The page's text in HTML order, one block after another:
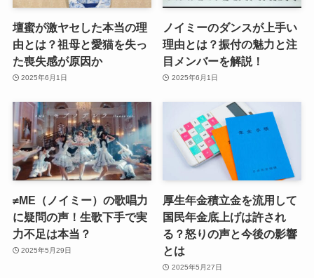
壇蜜が激ヤセした本当の理
由とは？祖母と愛猫を失っ
た喪失感が原因か
2025年6月1日
ノイミーのダンスが上手い
理由とは？振付の魅力と注
目メンバーを解説！
2025年6月1日
≠ME（ノイミー）の歌唱力
に疑問の声！生歌下手で実
力不足は本当？
2025年5月29日
厚生年金積立金を流用して
国民年金底上げは許され
る？怒りの声と今後の影響
とは
2025年5月27日